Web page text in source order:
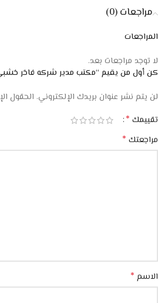
مراجعات (0)
المراجعات
لا توجد مراجعات بعد.
كن أول من يقيم “مكتب مدير شركه فاخر
لن يتم نشر عنوان بريدك الإلكتروني. الحقول
تقييمك *
مراجعتك *
الاسم *